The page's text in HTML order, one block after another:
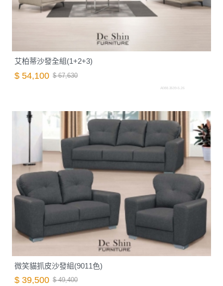
艾柏蒂沙發全組(1+2+3)
$ 54,100 $ 67,630
A088.2639-5.26
微笑貓抓皮沙發組(9011色)
$ 39,500 $ 49,400